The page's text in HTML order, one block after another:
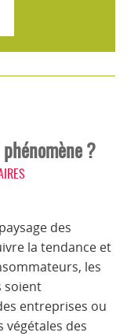
?
des
la tendance et
les
soient
entreprises ou
végétales des